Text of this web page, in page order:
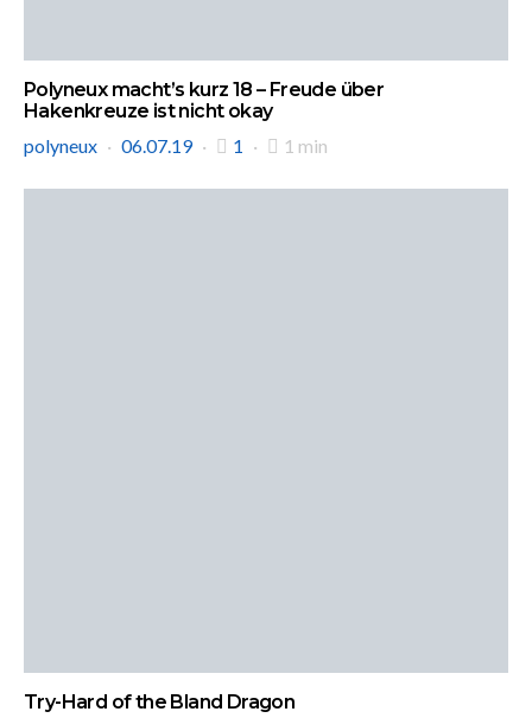
Polyneux macht’s kurz 18 – Freude über
Hakenkreuze ist nicht okay
polyneux
06.07.19 1 1 min
Try-Hard of the Bland Dragon